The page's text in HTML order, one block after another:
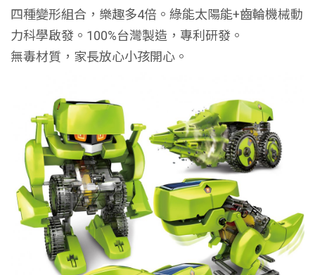
四種變形組合，樂趣多4倍。綠能太陽能+齒輪機械動
力科學啟發。100%台灣製造，專利研發。
無毒材質，家長放心小孩開心。